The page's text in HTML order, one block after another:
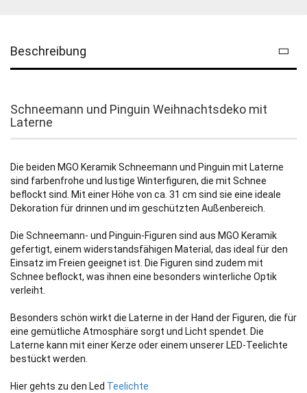
Beschreibung
Schneemann und Pinguin Weihnachtsdeko mit
Laterne
Die beiden MGO Keramik Schneemann und Pinguin mit Laterne
sind farbenfrohe und lustige Winterfiguren, die mit Schnee
beflockt sind. Mit einer Höhe von ca. 31 cm sind sie eine ideale
Dekoration für drinnen und im geschützten Außenbereich.
Die Schneemann- und Pinguin-Figuren sind aus MGO Keramik
gefertigt, einem widerstandsfähigen Material, das ideal für den
Einsatz im Freien geeignet ist. Die Figuren sind zudem mit
Schnee beflockt, was ihnen eine besonders winterliche Optik
verleiht.
Besonders schön wirkt die Laterne in der Hand der Figuren, die für
eine gemütliche Atmosphäre sorgt und Licht spendet. Die
Laterne kann mit einer Kerze oder einem unserer LED-Teelichte
bestückt werden.
Hier gehts zu den Led Teelichte